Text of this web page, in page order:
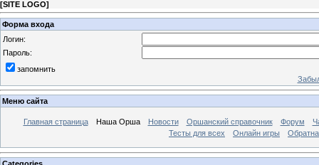
[SITE LOGO]
Форма входа
Логин:
Пароль:
запомнить
Меню сайта
Главная страница Наша Орша Новости Оршанский справочник Форум
Тесты для всех
Онлайн игры